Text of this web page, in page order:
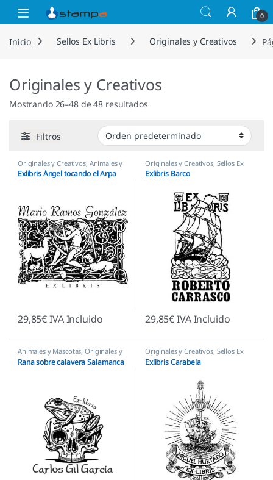
Saltar a la navegación
Saltar al contenido
Open 0
Inicio Sellos Ex Libris Originales y Creativos
Originales y Creativos
Mostrando 26–48 de 48 resultados
Filtros
Originales y Creativos, Animales y
Mascotas, Sellos Ex Libris
Exlibris Ángel tocando el Arpa
29,85€IVA Incluido
Originales y Creativos, Sellos Ex
Libris
Exlibris Barco
29,85€IVA Incluido
Animales y Mascotas,Originales y
Creativos , Sellos Ex Libris
Rana sobre calavera Salamanca
Originales y Creativos, Sellos Ex
Libris
Exlibris Carabela